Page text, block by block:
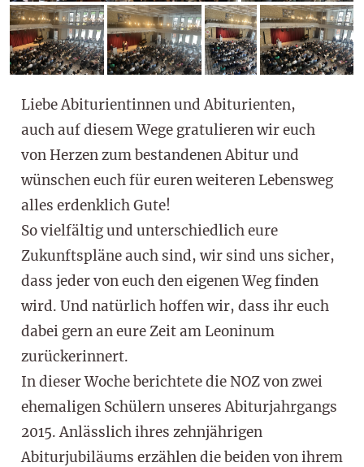
Liebe Abiturientinnen und Abiturienten,
auch auf diesem Wege gratulieren wir euch
von Herzen zum bestandenen Abitur und
wünschen euch für euren weiteren Lebensweg
alles erdenklich Gute!
So vielfältig und unterschiedlich eure
Zukunftspläne auch sind, wir sind uns sicher,
dass jeder von euch den eigenen Weg finden
wird. Und natürlich hoffen wir, dass ihr euch
dabei gern an eure Zeit am Leoninum
zurückerinnert.
In dieser Woche berichtete die NOZ von zwei
ehemaligen Schülern unseres Abiturjahrgangs
2015. Anlässlich ihres zehnjährigen
Abiturjubiläums erzählen die beiden von ihrem